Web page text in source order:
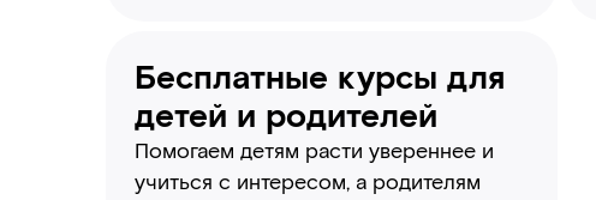
Бесплатные курсы для
детей и родителей
Помогаем детям расти увереннее и
учиться с интересом, а родителям